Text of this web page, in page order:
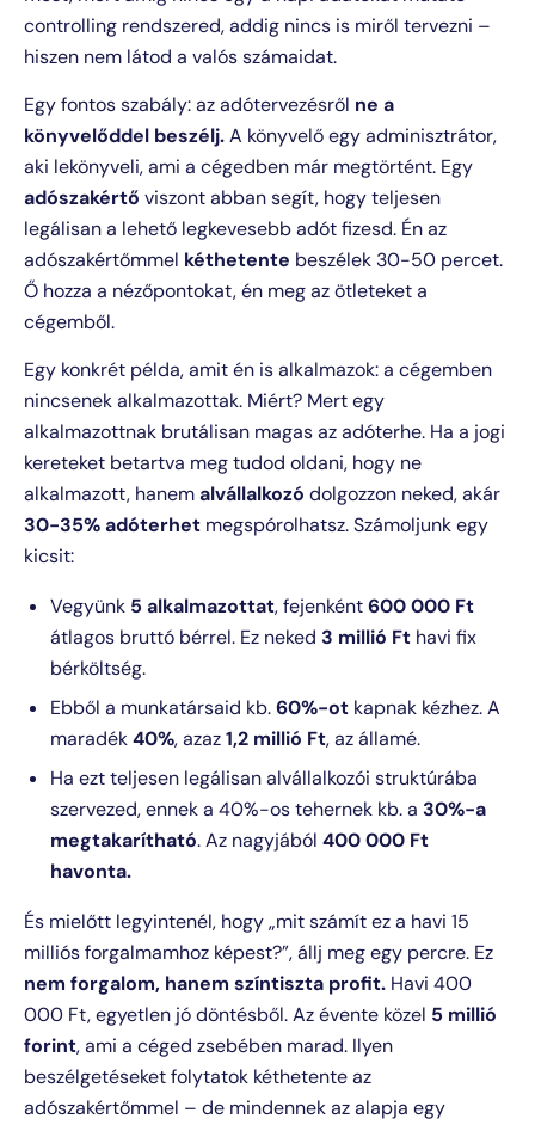
controlling rendszered, addig nincs is miről tervezni –
hiszen nem látod a valós számaidat.
Egy fontos szabály: az adótervezésről ne a
könyvelőddel beszélj.A könyvelő egy adminisztrátor,
aki lekönyveli, ami a cégedben már megtörtént. Egy
adószakértő viszont abban segít, hogy teljesen
legálisan a lehető legkevesebb adót fizesd. Én az
adószakértőmmel kéthetente beszélek 30-50 percet.
Ő hozza a nézőpontokat, én meg az ötleteket a
cégemből.
Egy konkrét példa, amit én is alkalmazok: a cégemben
nincsenek alkalmazottak. Miért? Mert egy
alkalmazottnak brutálisan magas az adóterhe. Ha a jogi
kereteket betartva meg tudod oldani, hogy ne
alkalmazott, hanemalvállalkozó dolgozzon neked, akár
30-35% adóterhet megspórolhatsz. Számoljunk egy
kicsit:
Vegyünk 5 alkalmazottat, fejenként600 000 Ft
átlagos bruttó bérrel. Ez neked 3 millió Ft havi fix
bérköltség.
Ebből a munkatársaid kb.60%-ot kapnak kézhez. A
maradék40%, azaz1,2 millió Ft, az államé.
Ha ezt teljesen legálisan alvállalkozói struktúrába
szervezed, ennek a 40%-os tehernek kb. a 30%-a
megtakarítható. Az nagyjából 400 000 Ft
havonta.
És mielőtt legyintenél, hogy „mit számít ez a havi 15
milliós forgalmamhoz képest?”, állj meg egy percre. Ez
nem forgalom, hanem színtiszta profit. Havi 400
000 Ft, egyetlen jó döntésből. Az évente közel 5 millió
forint, ami a céged zsebében marad. Ilyen
beszélgetéseket folytatok kéthetente az
adószakértőmmel – de mindennek az alapja egy